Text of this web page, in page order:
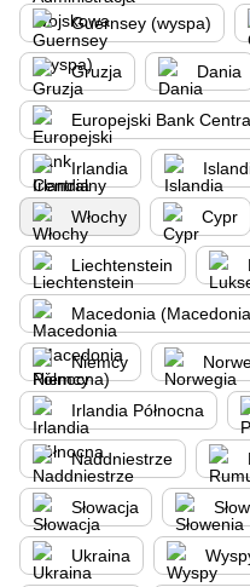
Guernsey (wyspa)
Gruzja Dania
Europejski Bank
Irlandia
Włochy Cypr
Liechtenstein
Macedonia
Niemcy
Irlandia Północna
Naddniestrze
Słowacja
Ukraina